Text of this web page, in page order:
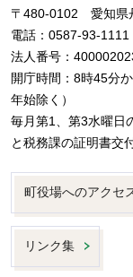
〒480-0102 愛知県
電話：0587-93-
法人番号：
開庁時間：8時45分
年始除く）
毎月第1、第3水曜日
と税務課の証明書交
町役場へのアクセ
リンク集